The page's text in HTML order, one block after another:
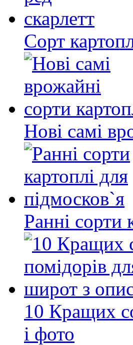
Сорт
Нові самі
Ранні сорти
10 Кращих
і фото